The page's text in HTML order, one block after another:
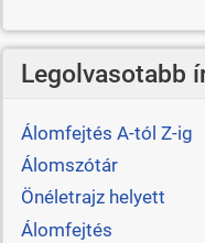
Legolvasotabb
Álomfejtés A-tól Z-ig
Álomszótár
Önéletrajz helyett
Álomfejtés